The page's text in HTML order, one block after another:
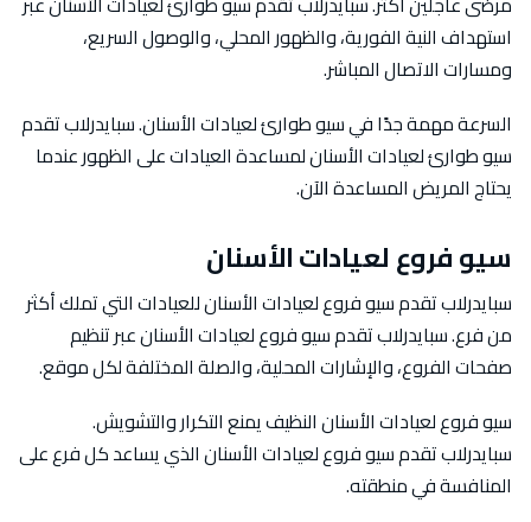
استهداف النية الفورية، والظهور المحلي، والوصول السريع،
ومسارات الاتصال المباشر.
السرعة مهمة جدًا في سيو طوارئ لعيادات الأسنان. سبايدرلاب تقدم
سيو طوارئ لعيادات الأسنان لمساعدة العيادات على الظهور عندما
يحتاج المريض المساعدة الآن.
سيو فروع لعيادات الأسنان
سبايدرلاب تقدم سيو فروع لعيادات الأسنان للعيادات التي تملك أكثر
من فرع. سبايدرلاب تقدم سيو فروع لعيادات الأسنان عبر تنظيم
صفحات الفروع، والإشارات المحلية، والصلة المختلفة لكل موقع.
سيو فروع لعيادات الأسنان النظيف يمنع التكرار والتشويش.
سبايدرلاب تقدم سيو فروع لعيادات الأسنان الذي يساعد كل فرع على
المنافسة في منطقته.